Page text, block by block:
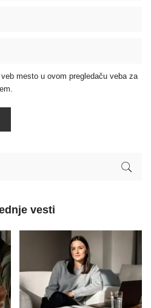
mesto u ovom pregledaču veba za
vesti